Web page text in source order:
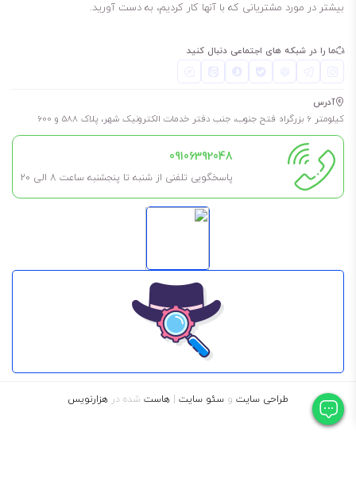
خوردگی و ویژگی‌های جداسازی آب از جمله مزایای دیگر آن است.
شرکت Alstom سوییس
شرکت Ansaldo ایتااوستا
شرکت Elin اتریش
شرکت Siemens آلمان
بیشتر در مورد مشتریانی که با آنها کار کردیم، به دست آورید.
ما را در شبکه های اجتماعی دنبال کنید
آدرس
کیلومتر 6 بزرگراه فتح جنوب، جنب دفتر خدمات الکترونیک شهر، پلاک 588 و 600
09106392048
پاسخگویی تلفنی از شنبه تا پنجشنبه ساعت 8 الی ۲۰
طراحی سایت و سئو سایت | هاست شده در هزارنویس